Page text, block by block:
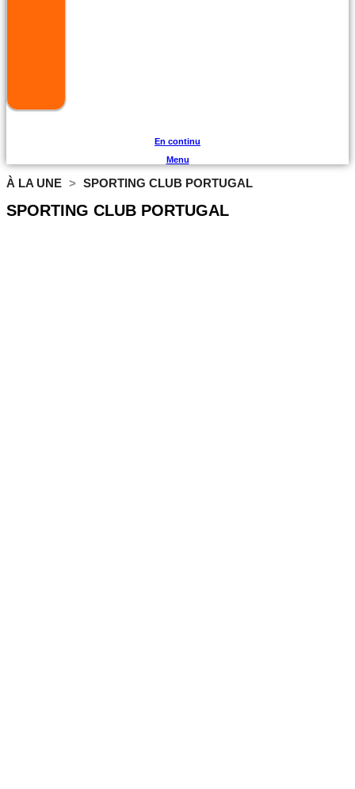
En continu
Menu
À LA UNE > SPORTING CLUB PORTUGAL
SPORTING CLUB PORTUGAL